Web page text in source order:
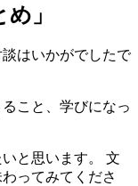
」
はいかがでしたで
こと、学びになっ
と思います。 文
ってみてくださ